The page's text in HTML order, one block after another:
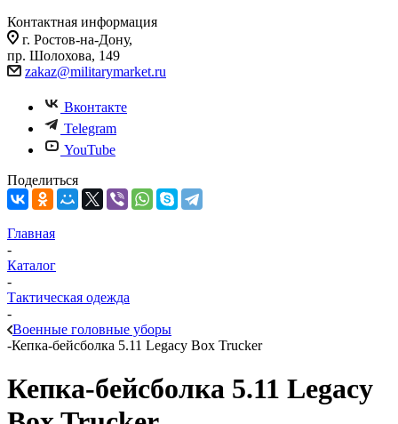
Контактная информация
г. Ростов-на-Дону,
пр. Шолохова, 149
zakaz@militarymarket.ru
Вконтакте
Telegram
YouTube
Поделиться
Главная
-
Каталог
-
Тактическая одежда
-
Военные головные уборы
-Кепка-бейсболка 5.11 Legacy Box Trucker
Кепка-бейсболка 5.11 Legacy